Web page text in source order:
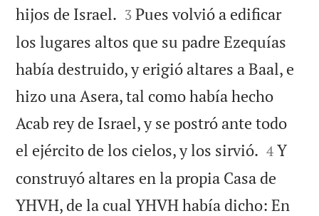
hijos de Israel. 

3 Pues volvió a edificar
los lugares altos que su padre Ezequías
había destruido, y erigió altares a Baal, e
hizo una Asera, tal como había hecho
Acab rey de Israel, y se postró ante todo
el ejército de los cielos, y los sirvió. 

4 Y
construyó altares en la propia Casa de
YHVH, de la cual YHVH había dicho: En